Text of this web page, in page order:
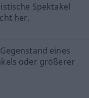
Spektakel
her.
eines
oder größerer